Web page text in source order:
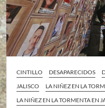
CINTILLO DESAPARECIDOS
JALISCO
LA NIÑEZ EN LA
LA NIÑEZ EN LA TORMENTA EN